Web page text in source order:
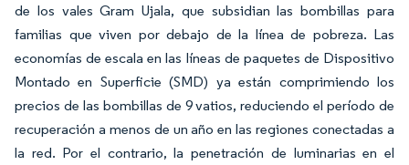
de los vales Gram Ujala, que subsidian las bombillas para
familias que viven por debajo de la línea de pobreza. Las
economías de escala en las líneas de paquetes de Dispositivo
Montado en Superficie (SMD) ya están comprimiendo los
precios de las bombillas de 9 vatios, reduciendo el período de
recuperación a menos de un año en las regiones conectadas a
la red. Por el contrario, la penetración de luminarias en el